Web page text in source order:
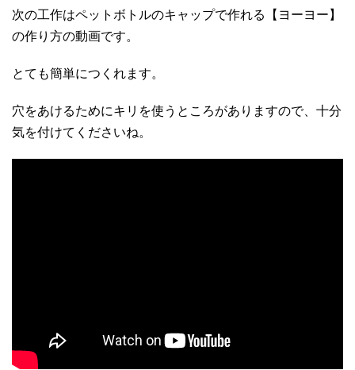
次の工作はペットボトルのキャップで作れる【ヨーヨー】
の作り方の動画です。
とても簡単につくれます。
穴をあけるためにキリを使うところがありますので、十分
気を付けてくださいね。